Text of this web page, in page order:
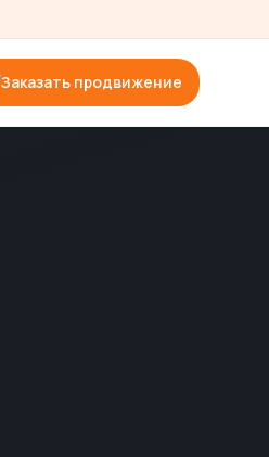
Заказать продвижение